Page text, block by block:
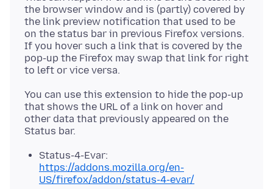
the browser window and is (partly) covered by
the link preview notification that used to be
on the status bar in previous Firefox versions.
If you hover such a link that is covered by the
pop-up the Firefox may swap that link for right
You can use this extension to hide the pop-up
that shows the URL of a link on hover and
other data that previously appeared on the
Status-4-Evar:
https://addons.mozilla.org/en-
US/firefox/addon/status-4-evar/